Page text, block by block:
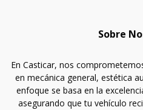
Sobre
En Casticar, nos
en mecánica general, estética
enfoque se basa en la
asegurando que tu vehículo